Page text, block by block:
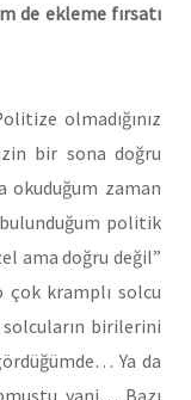
de ekleme fırsatı
olmadığınız
bir sona doğru
okuduğum zaman
politik
ama doğru değil”
çok kramplı solcu
solcuların birilerini
Ya da
yani… Bazı